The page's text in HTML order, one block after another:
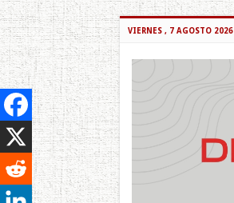
VIERNES , 7 AGOSTO 2026